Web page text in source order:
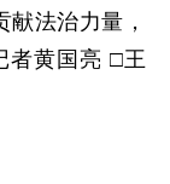
法治力量，
者黄国亮 □王